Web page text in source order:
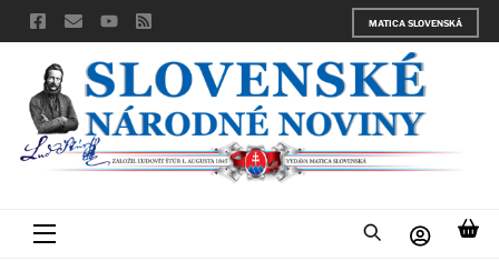
Skip
to
content
MATICA SLOVENSKÁ
Menu